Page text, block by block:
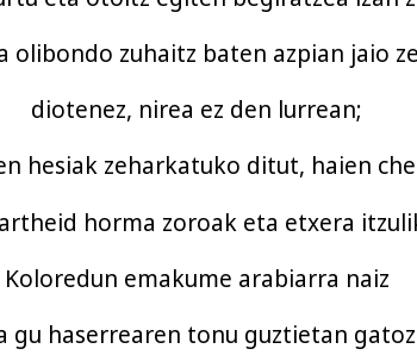
olibondo zuhaitz baten azpian jaio
diotenez, nirea ez den lurrean;
hesiak zeharkatuko ditut, haien
horma zoroak eta etxera
Koloredun emakume arabiarra naiz
gu haserrearen tonu guztietan